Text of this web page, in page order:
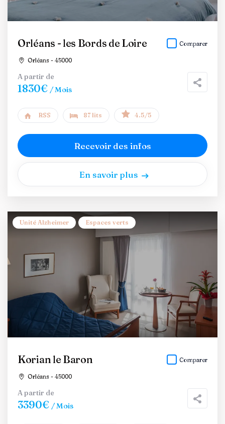
Orléans - les Bords de Loire
Orléans - 45000
Comparer
A partir de
1830€ / Mois
RSS 87 lits 4.5/5
Recevoir des infos
En savoir plus
Unité Alzheimer Espaces verts
Korian le Baron
Orléans - 45000
Comparer
A partir de
3390€ / Mois